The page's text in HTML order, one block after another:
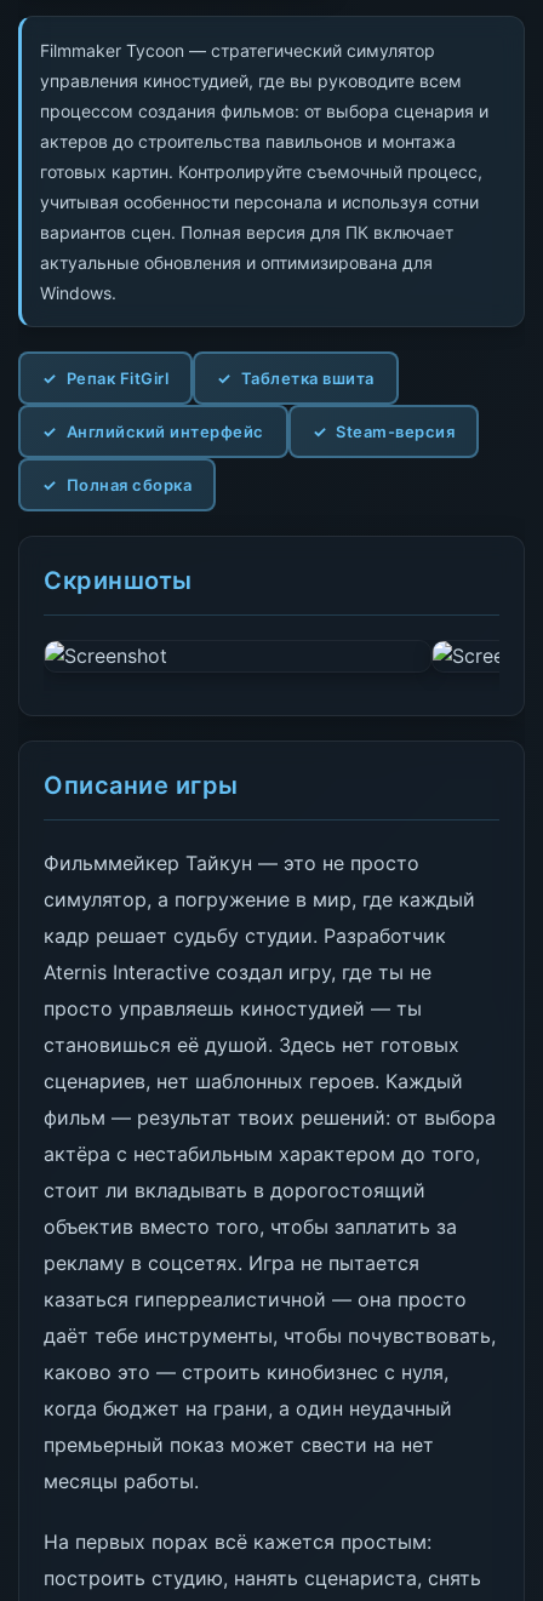
Filmmaker Tycoon — стратегический симулятор
управления киностудией, где вы руководите всем
процессом создания фильмов: от выбора сценария и
актеров до строительства павильонов и монтажа
готовых картин. Контролируйте съемочный процесс,
учитывая особенности персонала и используя сотни
вариантов сцен. Полная версия для ПК включает
актуальные обновления и оптимизирована для
Windows.
Репак FitGirl Таблетка вшита
Английский интерфейс Steam-версия
Полная сборка
Скриншоты
Описание игры
Фильммейкер Тайкун — это не просто
симулятор, а погружение в мир, где каждый
кадр решает судьбу студии. Разработчик
Aternis Interactive создал игру, где ты не
просто управляешь киностудией — ты
становишься её душой. Здесь нет готовых
сценариев, нет шаблонных героев. Каждый
фильм — результат твоих решений: от выбора
актёра с нестабильным характером до того,
стоит ли вкладывать в дорогостоящий
объектив вместо того, чтобы заплатить за
рекламу в соцсетях. Игра не пытается
казаться гиперреалистичной — она просто
даёт тебе инструменты, чтобы почувствовать,
каково это — строить кинобизнес с нуля,
когда бюджет на грани, а один неудачный
премьерный показ может свести на нет
месяцы работы.
На первых порах всё кажется простым:
построить студию, нанять сценариста, снять